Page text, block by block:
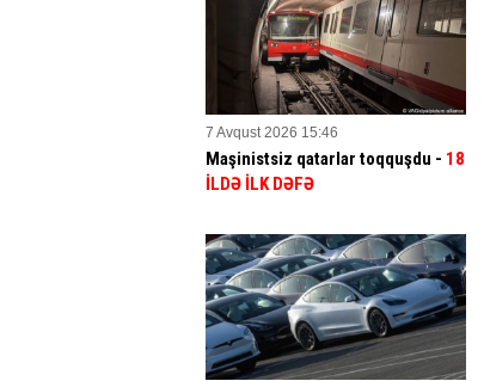
7 Avqust 2026 15:46
Maşinistsiz qatarlar toqquşdu - 18
İLDƏ İLK DƏFƏ